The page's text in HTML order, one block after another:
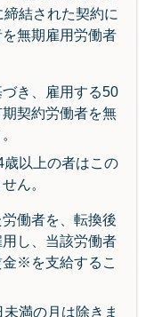
結された契約に
無期雇用労働者
づき、雇用する50
契約労働者を無
以上の者はこの
ん。
働者を、転換後
し、当該労働者
※を支給するこ
満の月は除きま